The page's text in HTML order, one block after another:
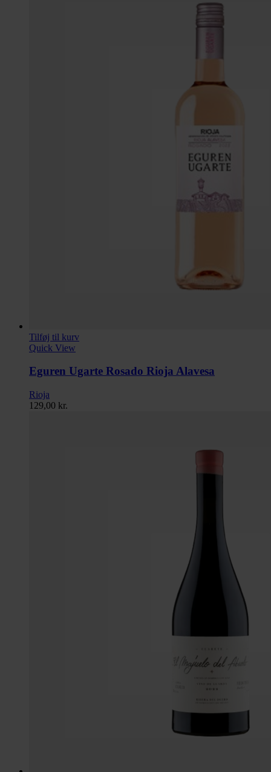
Tilføj til kurv
Quick View
Eguren Ugarte Rosado Rioja Alavesa
Rioja
129,00 kr.